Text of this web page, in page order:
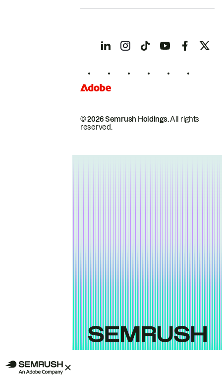
© 2026 Semrush Holdings.All rights
reserved.